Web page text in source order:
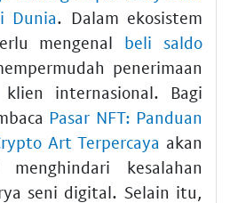
Dunia. Dalam ekosistem
mengenal beli saldo
penerimaan
internasional. Bagi
Pasar NFT: Panduan
Art Terpercaya akan
kesalahan
seni digital. Selain itu,